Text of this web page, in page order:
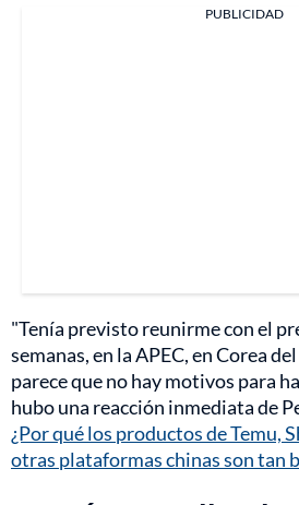
PUBLICIDAD
"Tenía previsto reunirme con el
semanas, en la APEC, en Corea
parece que no hay motivos para
hubo una reacción inmediata de
¿Por qué los productos de Temu,
otras plataformas chinas son tan